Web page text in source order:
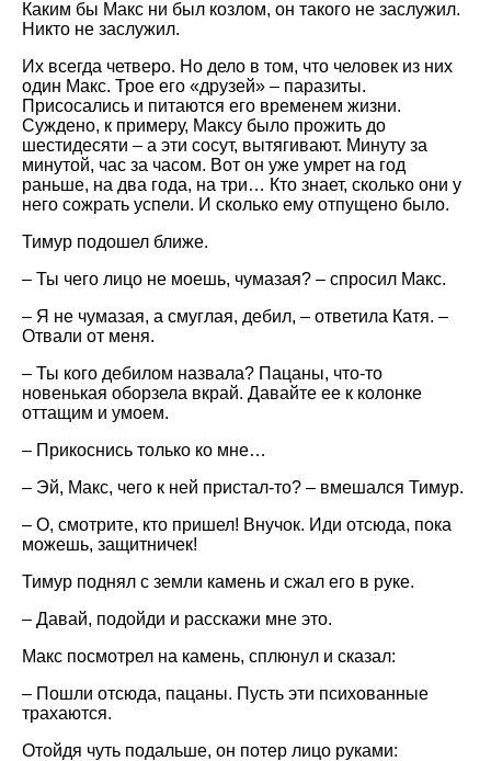
Каким бы Макс ни был козлом, он такого не заслужил.
Никто не заслужил.
Их всегда четверо. Но дело в том, что человек из них
один Макс. Трое его «друзей» – паразиты.
Присосались и питаются его временем жизни.
Суждено, к примеру, Максу было прожить до
шестидесяти – а эти сосут, вытягивают. Минуту за
минутой, час за часом. Вот он уже умрет на год
раньше, на два года, на три… Кто знает, сколько они у
него сожрать успели. И сколько ему отпущено было.
Тимур подошел ближе.
– Ты чего лицо не моешь, чумазая? – спросил Макс.
– Я не чумазая, а смуглая, дебил, – ответила Катя. –
Отвали от меня.
– Ты кого дебилом назвала? Пацаны, что-то
новенькая оборзела вкрай. Давайте ее к колонке
оттащим и умоем.
– Прикоснись только ко мне…
– Эй, Макс, чего к ней пристал-то? – вмешался Тимур.
– О, смотрите, кто пришел! Внучок. Иди отсюда, пока
можешь, защитничек!
Тимур поднял с земли камень и сжал его в руке.
– Давай, подойди и расскажи мне это.
Макс посмотрел на камень, сплюнул и сказал:
– Пошли отсюда, пацаны. Пусть эти психованные
трахаются.
Отойдя чуть подальше, он потер лицо руками: